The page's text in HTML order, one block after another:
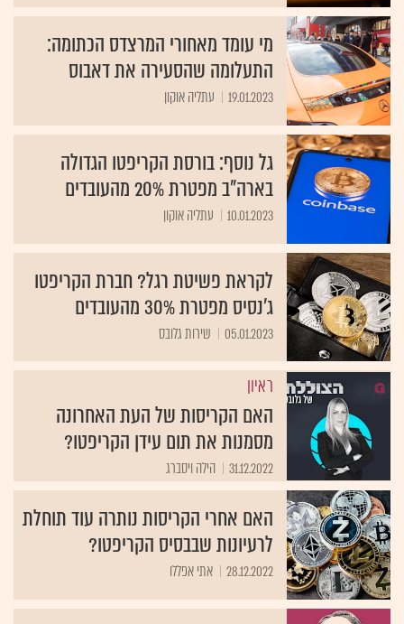
מי עומד מאחורי המרצדס הכתומה:
התעלומה שהסעירה את דאבוס
19.01.2023 עתליה אוקון
גל נוסף: בורסת הקריפטו הגדולה
בארה"ב מפטרת 20% מהעובדים
10.01.2023 עתליה אוקון
לקראת פשיטת רגל? חברת הקריפטו
ג'נסיס מפטרת 30% מהעובדים
05.01.2023 שירות גלובס
ראיון
האם הקריסות של העת האחרונה
מסמנות את תום עידן הקריפטו?
31.12.2022 הילה ויסברג
האם אחרי הקריסות נותרה עוד תוחלת
לרעיונות שבבסיס הקריפטו?
28.12.2022 אתי אפללו